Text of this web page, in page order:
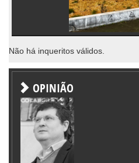
Não há inqueritos válidos.
OPINIÃO